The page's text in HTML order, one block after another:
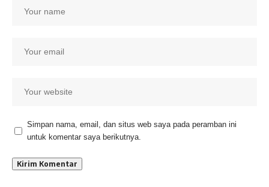
Simpan nama, email, dan situs web saya pada peramban ini
untuk komentar saya berikutnya.